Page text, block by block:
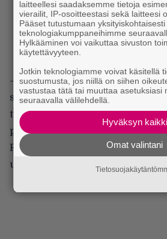
– Kun lähetin Tommalle jonkun
sieltä tuli viesti, että tein
tykkäisitte. Pari kappaletta
pianojen ansiosta, Kaikkonen
Rumpali Pasanenkin yllättyi
ulosannista positiivisesti.
laitteellesi saadaksemme tietoja
vierailit, IP-osoitteestasi sekä laitteesi
Pääset tutustumaan
teknologiakumppaneihimme
Hylkääminen voi vaikuttaa sivuston
käytettävyyteen.
Jotkin teknologiamme voivat käsitellä
suostumusta, jos niillä on siihen
vastustaa tätä tai muuttaa asetuksiasi
seuraavalla välilehdellä.
Hyväksyn kaikki
Omat valintani